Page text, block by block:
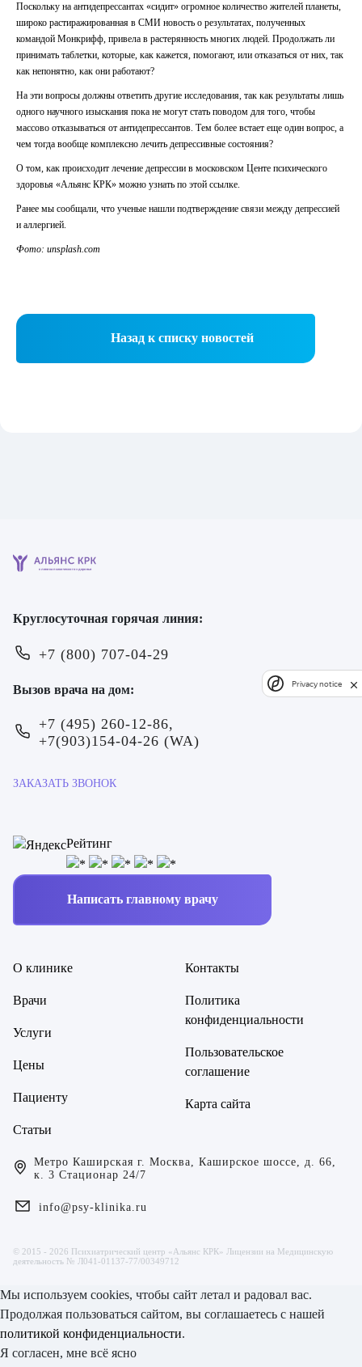
Поскольку на антидепрессантах «сидит» огромное количество жителей планеты,
широко растиражированная в СМИ новость о результатах, полученных
командой Монкрифф, привела в растерянность многих людей. Продолжать ли
принимать таблетки, которые, как кажется, помогают, или отказаться от них, так
как непонятно, как они работают?
На эти вопросы должны ответить другие исследования, так как результаты лишь
одного научного изыскания пока не могут стать поводом для того, чтобы
массово отказываться от антидепрессантов. Тем более встает еще один вопрос, а
чем тогда вообще комплексно лечить депрессивные состояния?
О том, как происходит лечение депрессии в московском Центе психического
здоровья «Альянс КРК» можно узнать по этой ссылке.
Ранее мы сообщали, что ученые нашли подтверждение связи между депрессией
и аллергией.
Фото: unsplash.com
Назад к списку новостей
клиника психического здоровья
Круглосуточная горячая линия:
+7 (800) 707-04-29
Вызов врача на дом:
+7 (495) 260-12-86,
+7(903)154-04-26 (WA)
ЗАКАЗАТЬ ЗВОНОК
Рейтинг
Написать главному врачу
О клинике
Врачи
Услуги
Цены
Пациенту
Статьи
Контакты
Политика
конфиденциальности
Пользовательское
соглашение
Карта сайта
Метро Каширская г. Москва, Каширское шоссе, д. 66,
к. 3 Стационар 24/7
info@psy-klinika.ru
© 2015 - 2026 Психиатрический центр «Альянс КРК» Лицензии на Медицинскую
деятельность № Л041-01137-77/00349712
ОТПРАВИТЬ
Я даю согласие наобработку персональных данных
ОТПРАВИТЬ
Я даю согласие наобработку персональных данных
Мы используем cookies, чтобы сайт летал и радовал вас.
Продолжая пользоваться сайтом, вы соглашаетесь с нашей
политикой конфиденциальности.
Я согласен, мне всё ясно
Privacy notice